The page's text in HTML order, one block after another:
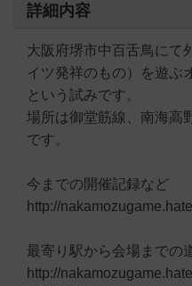
詳細内容
大阪府堺市中百舌鳥にて
イツ発祥のもの）を遊ぶ
という試みです。
場所は御堂筋線、南海高
です。
今までの開催記録など
http://
最寄り駅から会場までの
http://